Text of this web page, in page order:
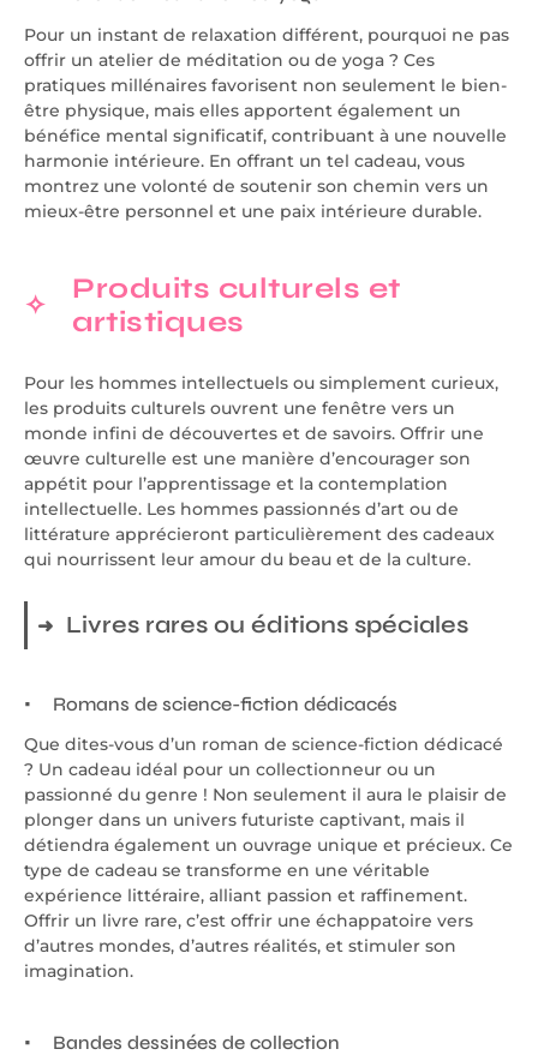
Pour un instant de relaxation différent, pourquoi ne pas
offrir un atelier de méditation ou de yoga ? Ces
pratiques millénaires favorisent non seulement le bien-
être physique, mais elles apportent également un
bénéfice mental significatif, contribuant à une nouvelle
harmonie intérieure. En offrant un tel cadeau, vous
montrez une volonté de soutenir son chemin vers un
mieux-être personnel et une paix intérieure durable.
Produits culturels et
artistiques
Pour les hommes intellectuels ou simplement curieux,
les produits culturels ouvrent une fenêtre vers un
monde infini de découvertes et de savoirs. Offrir une
œuvre culturelle est une manière d’encourager son
appétit pour l’apprentissage et la contemplation
intellectuelle. Les hommes passionnés d’art ou de
littérature apprécieront particulièrement des cadeaux
qui nourrissent leur amour du beau et de la culture.
Livres rares ou éditions spéciales
Romans de science-fiction dédicacés
Que dites-vous d’un roman de science-fiction dédicacé
? Un cadeau idéal pour un collectionneur ou un
passionné du genre ! Non seulement il aura le plaisir de
plonger dans un univers futuriste captivant, mais il
détiendra également un ouvrage unique et précieux. Ce
type de cadeau se transforme en une véritable
expérience littéraire, alliant passion et raffinement.
Offrir un livre rare, c’est offrir une échappatoire vers
d’autres mondes, d’autres réalités, et stimuler son
imagination.
Bandes dessinées de collection